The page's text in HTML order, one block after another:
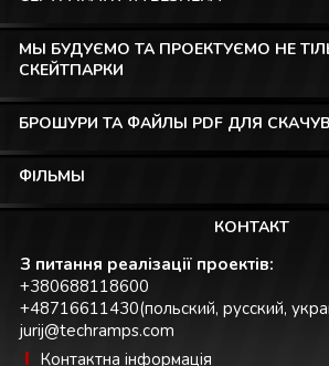
МЫ БУДУЄМО ТА ПРОЕКТУЄМО НЕ
СКЕЙТПАРКИ
БРОШУРИ ТА ФАЙЛЫ PDF ДЛЯ
ФІЛЬМЫ
КОНТАКТ
З питання реалізації проектів:
+380688118600
+48716611430(польский, русский,
jurij@techramps.com
Контактна інформація